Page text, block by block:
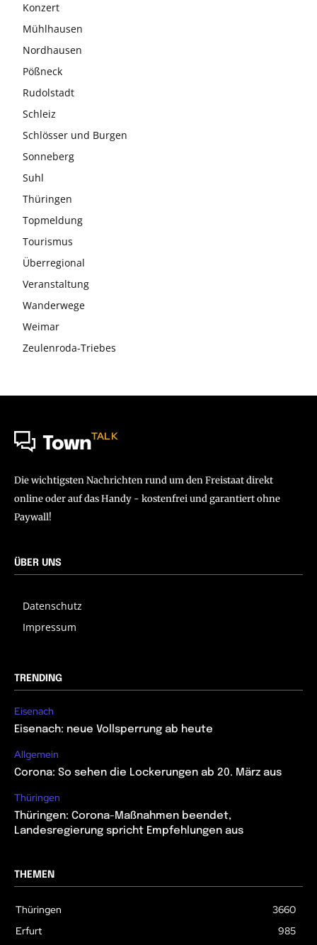
Konzert
Mühlhausen
Nordhausen
Pößneck
Rudolstadt
Schleiz
Schlösser und Burgen
Sonneberg
Suhl
Thüringen
Topmeldung
Tourismus
Überregional
Veranstaltung
Wanderwege
Weimar
Zeulenroda-Triebes
TownTALK
Die wichtigsten Nachrichten rund um den Freistaat direkt
online oder auf das Handy - kostenfrei und garantiert ohne
Paywall!
ÜBER UNS
Datenschutz
Impressum
TRENDING
Eisenach
Eisenach: neue Vollsperrung ab heute
Allgemein
Corona: So sehen die Lockerungen ab 20. März aus
Thüringen
Thüringen: Corona-Maßnahmen beendet,
Landesregierung spricht Empfehlungen aus
THEMEN
Thüringen
3660
Erfurt
985